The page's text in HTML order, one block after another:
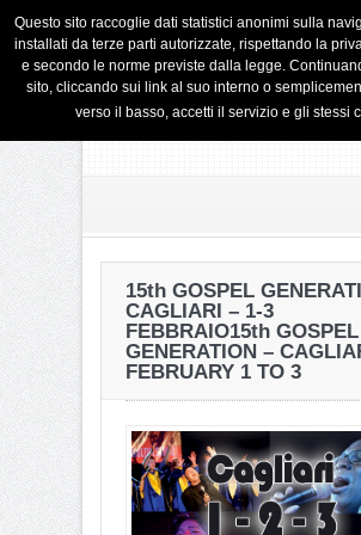
15th GOSPEL
CAGLIARI – 1-3
FEBBRAIO15th GOSPEL
GENERATION –
FEBRUARY 1 TO 3
Questo sito raccoglie dati statistici anonimi sulla
installati da terze parti autorizzate, rispettando la
e secondo le norme previste dalla legge.
sito, cliccando sui link al suo interno o
verso il basso, accetti il servizio e gli stessi